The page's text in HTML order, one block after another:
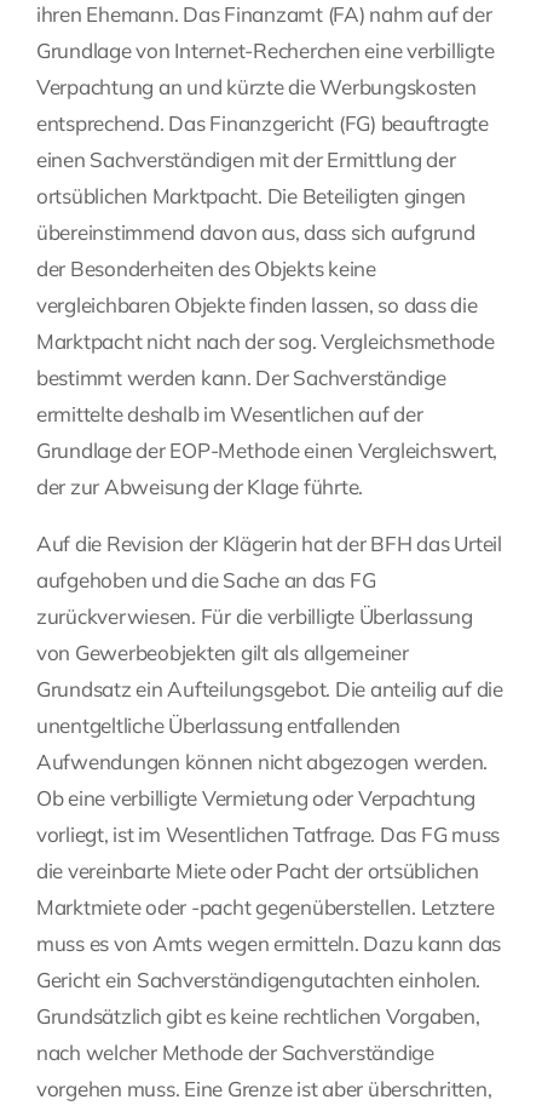
ihren Ehemann. Das Finanzamt (FA) nahm auf der
Grundlage von Internet-Recherchen eine verbilligte
Verpachtung an und kürzte die Werbungskosten
entsprechend. Das Finanzgericht (FG) beauftragte
einen Sachverständigen mit der Ermittlung der
ortsüblichen Marktpacht. Die Beteiligten gingen
übereinstimmend davon aus, dass sich aufgrund
der Besonderheiten des Objekts keine
vergleichbaren Objekte finden lassen, so dass die
Marktpacht nicht nach der sog. Vergleichsmethode
bestimmt werden kann. Der Sachverständige
ermittelte deshalb im Wesentlichen auf der
Grundlage der EOP-Methode einen Vergleichswert,
der zur Abweisung der Klage führte.
Auf die Revision der Klägerin hat der BFH das Urteil
aufgehoben und die Sache an das FG
zurückverwiesen. Für die verbilligte Überlassung
von Gewerbeobjekten gilt als allgemeiner
Grundsatz ein Aufteilungsgebot. Die anteilig auf die
unentgeltliche Überlassung entfallenden
Aufwendungen können nicht abgezogen werden.
Ob eine verbilligte Vermietung oder Verpachtung
vorliegt, ist im Wesentlichen Tatfrage. Das FG muss
die vereinbarte Miete oder Pacht der ortsüblichen
Marktmiete oder -pacht gegenüberstellen. Letztere
muss es von Amts wegen ermitteln. Dazu kann das
Gericht ein Sachverständigengutachten einholen.
Grundsätzlich gibt es keine rechtlichen Vorgaben,
nach welcher Methode der Sachverständige
vorgehen muss. Eine Grenze ist aber überschritten,